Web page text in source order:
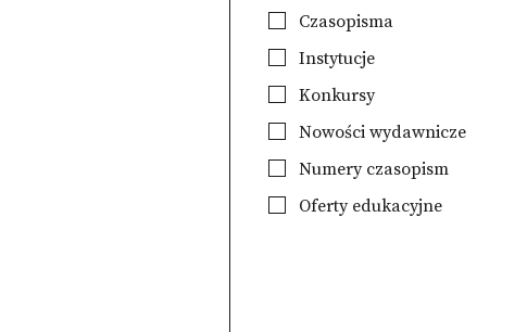
Czasopisma
Instytucje
Konkursy
Nowości wydawnicze
Numery czasopism
Oferty edukacyjne